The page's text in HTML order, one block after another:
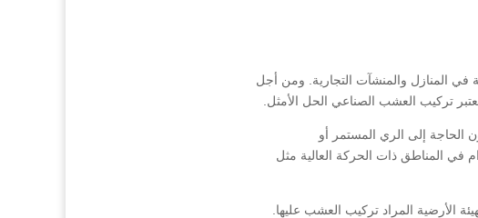
المنازل والمنشآت التجارية. ومن أجل
تركيب العشب الصناعي الحل الأمثل.
الحاجة إلى الري المستمر أو
في المناطق ذات الحركة العالية مثل
الأرضية المراد تركيب العشب عليها.